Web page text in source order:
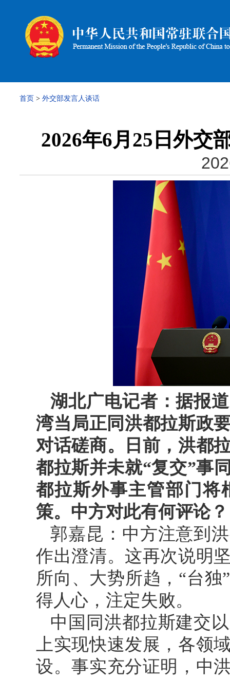
首页 > 外交部发言人谈话
2026年6月25日外交
湖北广电记者：据报
湾当局正同洪都拉斯政
对话磋商。日前，洪都
都拉斯并未就“复交”事
都拉斯外事主管部门将
策。中方对此有何评论？
郭嘉昆：中方注意到
作出澄清。这再次说明
所向、大势所趋，“台
得人心，注定失败。
中国同洪都拉斯建交
上实现快速发展，各领
设。事实充分证明，中